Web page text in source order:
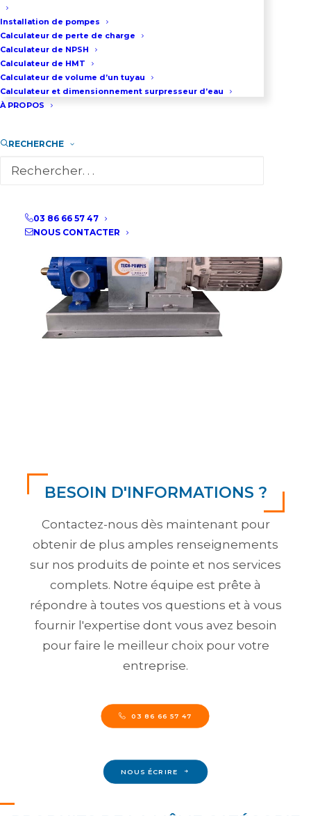
Installation de pompes
Calculateur de perte de charge
Calculateur de NPSH
Calculateur de HMT
Calculateur de volume d’un tuyau
Calculateur et dimensionnement surpresseur d’eau
À PROPOS
RECHERCHE
03 86 66 57 47
NOUS CONTACTER
DEMANDEZ UN DEVIS
03 86 66 57 47
BESOIN D'INFORMATIONS ?
Contactez-nous dès maintenant pour
obtenir de plus amples renseignements
sur nos produits de pointe et nos services
complets. Notre équipe est prête à
répondre à toutes vos questions et à vous
fournir l'expertise dont vous avez besoin
pour faire le meilleur choix pour votre
entreprise.
03 86 66 57 47
NOUS ÉCRIRE